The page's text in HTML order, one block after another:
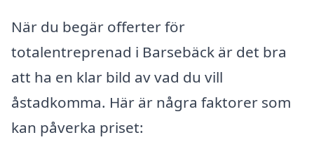
När du begär offerter för
totalentreprenad i Barsebäck är det bra
att ha en klar bild av vad du vill
åstadkomma. Här är några faktorer som
kan påverka priset: